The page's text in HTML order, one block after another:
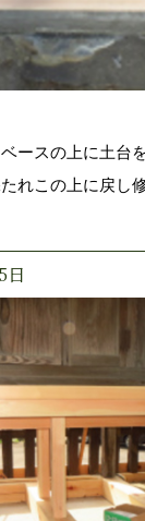
ースの上に土台
れこの上に戻し
日